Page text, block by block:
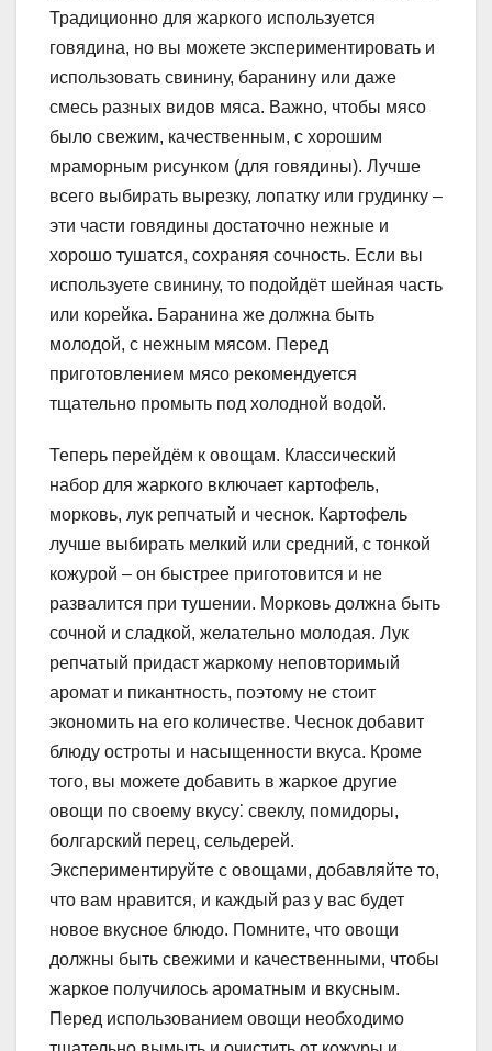
Традиционно для жаркого используется
говядина, но вы можете экспериментировать и
использовать свинину, баранину или даже
смесь разных видов мяса. Важно, чтобы мясо
было свежим, качественным, с хорошим
мраморным рисунком (для говядины). Лучше
всего выбирать вырезку, лопатку или грудинку –
эти части говядины достаточно нежные и
хорошо тушатся, сохраняя сочность. Если вы
используете свинину, то подойдёт шейная часть
или корейка. Баранина же должна быть
молодой, с нежным мясом. Перед
приготовлением мясо рекомендуется
тщательно промыть под холодной водой.
Теперь перейдём к овощам. Классический
набор для жаркого включает картофель,
морковь, лук репчатый и чеснок. Картофель
лучше выбирать мелкий или средний, с тонкой
кожурой – он быстрее приготовится и не
развалится при тушении. Морковь должна быть
сочной и сладкой, желательно молодая. Лук
репчатый придаст жаркому неповторимый
аромат и пикантность, поэтому не стоит
экономить на его количестве. Чеснок добавит
блюду остроты и насыщенности вкуса. Кроме
того, вы можете добавить в жаркое другие
овощи по своему вкусу⁚ свеклу, помидоры,
болгарский перец, сельдерей.
Экспериментируйте с овощами, добавляйте то,
что вам нравится, и каждый раз у вас будет
новое вкусное блюдо. Помните, что овощи
должны быть свежими и качественными, чтобы
жаркое получилось ароматным и вкусным.
Перед использованием овощи необходимо